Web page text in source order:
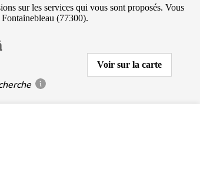
sur les services qui vous sont proposés. Vous
(77300).
Voir sur la carte